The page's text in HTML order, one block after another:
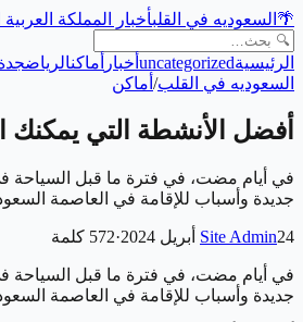
🌴 السعوديه في القلبأخبار المملكة
الرئيسيةuncategorized أخبار أماكنالرياض
السعوديه في القلب/ أماكن
أفضل الأنشطة التي يمكنك
في أيام مضت، في فترة ما قبل السياحة
جديدة وأسباب للإقامة في العاصمة السعودية.
Site Admin24 أبريل 2024 ·
572 كلمة
في أيام مضت، في فترة ما قبل السياحة
جديدة وأسباب للإقامة في العاصمة السعودية. من تناول